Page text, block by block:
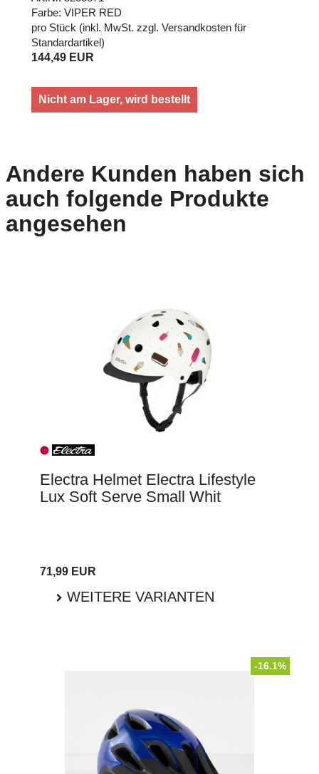
Farbe: VIPER RED
pro Stück (inkl. MwSt. zzgl. Versandkosten für
Standardartikel)
144,49 EUR
Nicht am Lager, wird bestellt
Andere Kunden haben sich
auch folgende Produkte
angesehen
Electra Helmet Electra Lifestyle
Lux Soft Serve Small Whit
71,99 EUR
WEITERE VARIANTEN
-16.1%